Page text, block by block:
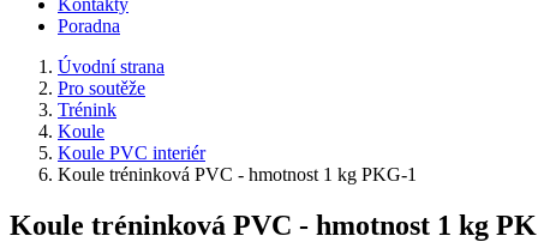
Kontakty
Poradna
Úvodní strana
Pro soutěže
Trénink
Koule
Koule PVC interiér
Koule tréninková PVC - hmotnost 1 kg PKG-1
Koule tréninková PVC - hmotnost 1 kg